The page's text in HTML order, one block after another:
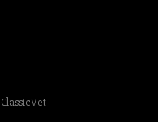
ClassicVet